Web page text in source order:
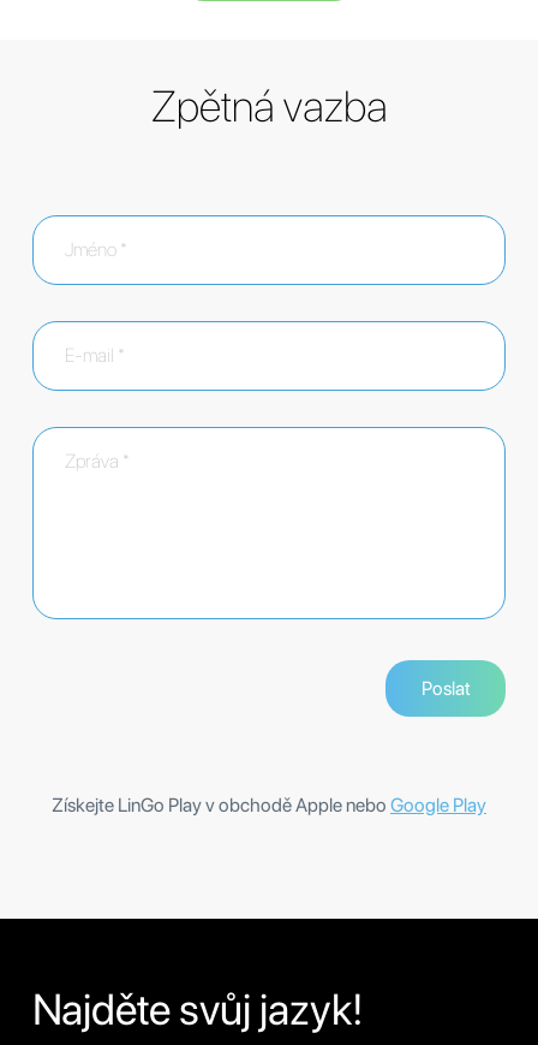
Zpětná vazba
Získejte LinGo Play v obchodě Apple nebo Google Play
Najděte svůj jazyk!